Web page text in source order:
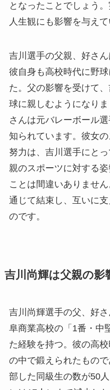
となったことでしょう
人生観にも影響を与えて
吉川選手の父親、好さん
彼自身も高校時代に野
た。父の影響を受けて
球に親しむようになり
さんは元バレーボール
知られています。彼女
努力は、吉川選手にと
親のスポーツに対する
ことは間違いありませ
通じて結束し、互いに
のです。
吉川尚輝は父親の影
吉川尚輝選手の父、好
阜商業高校の「1番・中
た経験を持つ。彼の高
の中で鍛えられたもの
部した同級生の数が50